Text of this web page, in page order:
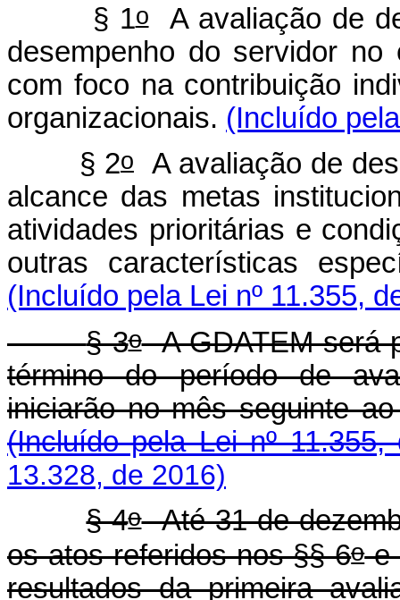
§ 1oA avaliação de
desempenho do servidor
com foco na contribuição
organizacionais. (Incluído
§ 2oA avaliação de
alcance das metas
atividades prioritárias e
outras características
(Incluído pela Lei nº 11.355,
§ 3oA GDATEM será
término do período de
iniciarão no mês seguinte
(Incluído pela Lei nº 11.355,
13.328, de 2016)
§ 4oAté 31 de
os atos referidos nos §§ 6oe
resultados da primeira